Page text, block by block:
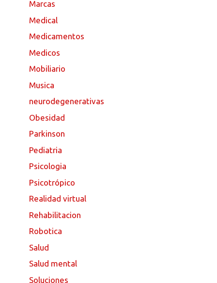
Marcas
Medical
Medicamentos
Medicos
Mobiliario
Musica
neurodegenerativas
Obesidad
Parkinson
Pediatria
Psicologia
Psicotrópico
Realidad virtual
Rehabilitacion
Robotica
Salud
Salud mental
Soluciones